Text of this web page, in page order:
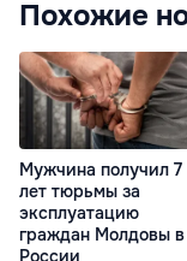
Похожие
Мужчина получил 7
лет тюрьмы за
эксплуатацию
граждан Молдовы в
России